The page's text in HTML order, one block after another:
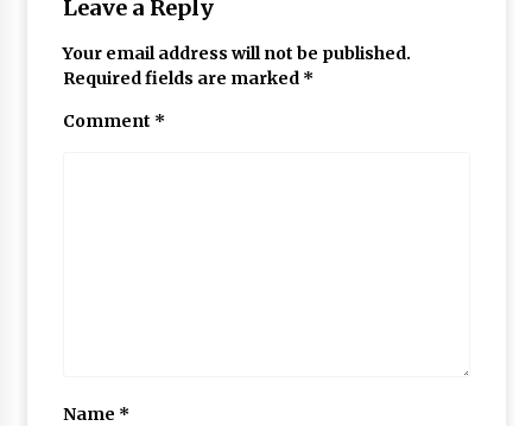
Leave a Reply
Your email address will not be published.
Required fields are marked *
Comment *
Name *